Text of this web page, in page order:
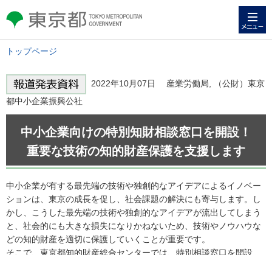
東京都 TOKYO METROPOLITAN
GOVERNMENT
トップページ
2022年10月07日 産業労働局, （公財）東京
都中小企業振興公社
中小企業向けの特別知財相談窓口を開設！
重要な技術の知的財産保護を支援します
中小企業が有する最先端の技術や独創的なアイデアによるイノベー
ションは、東京の成長を促し、社会課題の解決にも寄与します。し
かし、こうした最先端の技術や独創的なアイデアが流出してしまう
と、社会的にも大きな損失になりかねないため、技術やノウハウな
どの知的財産を適切に保護していくことが重要です。
そこで、東京都知的財産総合センターでは、特別相談窓口を開設